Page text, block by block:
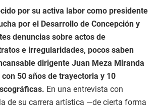
por su activa labor como presidente
por el Desarrollo de Concepción y
denuncias sobre actos de
e irregularidades, pocos saben
dirigente Juan Meza Miranda
50 años de trayectoria y 10
En una entrevista con
de su carrera artística —de cierta forma